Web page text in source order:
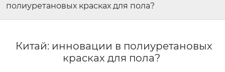
полиуретановых красках для пола?
Китай: инновации в полиуретановых
красках для пола?